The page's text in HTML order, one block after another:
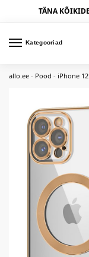
TÄNA
Kategooriad
allo.ee - Pood - iPhone